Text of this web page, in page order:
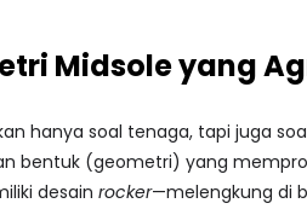
Midsole yang
hanya soal tenaga, tapi juga
bentuk (geometri) yang
desain rocker—melengkung di